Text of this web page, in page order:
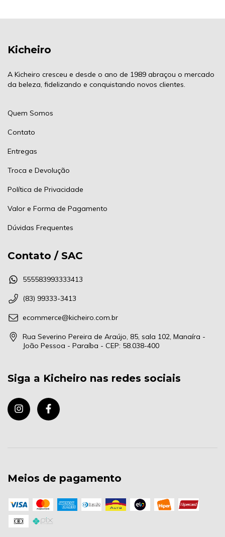
Kicheiro
A Kicheiro cresceu e desde o ano de 1989 abraçou o mercado
da beleza, fidelizando e conquistando novos clientes.
Quem Somos
Contato
Entregas
Troca e Devolução
Política de Privacidade
Valor e Forma de Pagamento
Dúvidas Frequentes
Contato / SAC
555583993333413
(83) 99333-3413
ecommerce@kicheiro.com.br
Rua Severino Pereira de Araújo, 85, sala 102, Manaíra -
João Pessoa - Paraíba - CEP: 58.038-400
Siga a Kicheiro nas redes sociais
Meios de pagamento